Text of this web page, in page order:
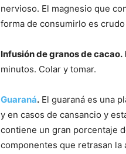
nervioso. El magnesio que
forma de consumirlo es
Infusión de granos de cacao.
minutos. Colar y tomar.
Guaraná. El guaraná es una
y en casos de cansancio y
contiene un gran porcentaje
componentes que retrasan